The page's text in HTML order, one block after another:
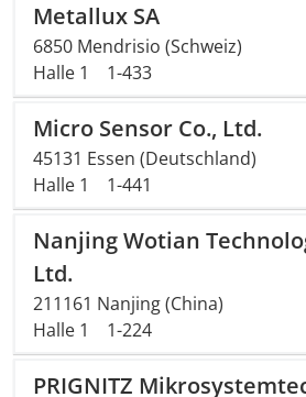
Metallux SA
6850 Mendrisio (Schweiz)
Halle 1
1-433
Micro Sensor Co., Ltd.
45131 Essen (Deutschland)
Halle 1
1-441
Nanjing Wotian
Ltd.
211161 Nanjing (China)
Halle 1
1-224
PRIGNITZ